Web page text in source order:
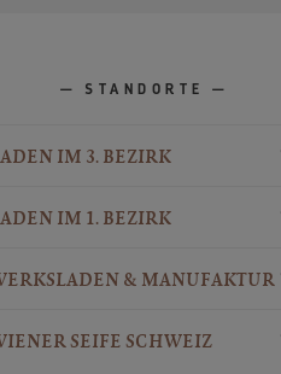
STANDORTE
IM 3. BEZIRK
IM 1. BEZIRK
& MANUFAKTUR
SEIFE SCHWEIZ